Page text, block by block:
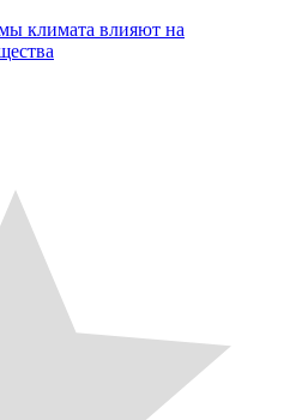
климата влияют на